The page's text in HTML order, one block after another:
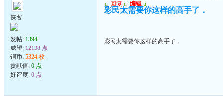
侠客
发帖: 1394
威望: 12138 点
铜币: 5324 枚
贡献值: 0 点
好评度: 0 点
u 回复 u 编辑 u
彩民太需要你这样的高手了．
彩民太需要你这样的高手了．